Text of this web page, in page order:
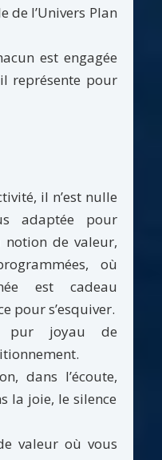
de l’Univers Plan
est engagée
représente pour
il n’est nulle
adaptée pour
de valeur,
où
est cadeau
pour s’esquiver.
pur joyau de
dans l’écoute,
la joie, le silence
valeur où vous